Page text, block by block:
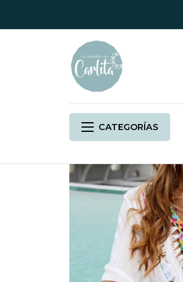
CATEGORÍAS